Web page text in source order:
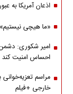
اذعان آمریکا به
«ما هیچی نیستیم»
امیر شکوری: دشمن
احساس امنیت کند
مراسم
خارجی +فیلم